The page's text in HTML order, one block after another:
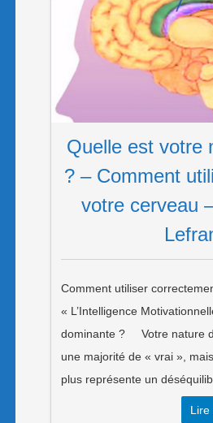
Quelle est votre
? – Comment
votre cerveau
Comment utiliser
« L’Intelligence
dominante ? Votre nature
une majorité de « vrai »,
plus représente un
Lire